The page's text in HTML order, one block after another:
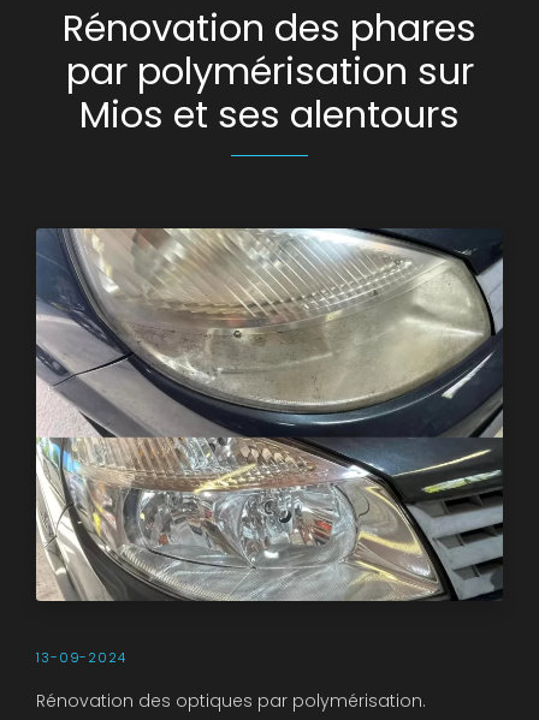
Rénovation des phares
par polymérisation sur
Mios et ses alentours
13-09-2024
Rénovation des optiques par polymérisation.